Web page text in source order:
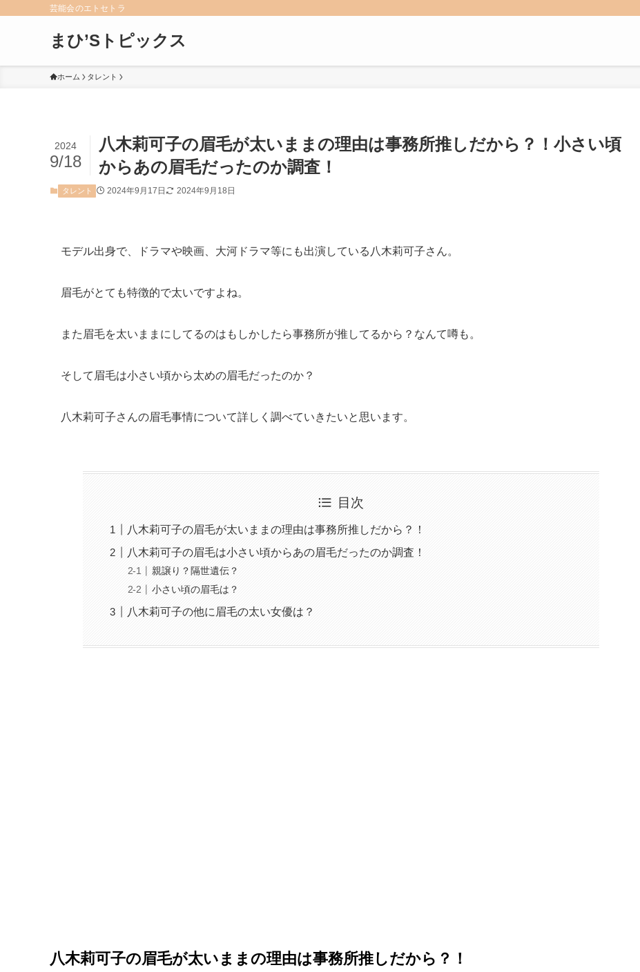
芸能会のエトセトラ
まひ’Sトピックス
ホーム タレント
八木莉可子の眉毛が太いままの理由は事務所推しだから？！小さい頃
からあの眉毛だったのか調査！
2024
9/18
タレント 2024年9月17日 2024年9月18日
モデル出身で、ドラマや映画、大河ドラマ等にも出演している八木莉可子さん。
眉毛がとても特徴的で太いですよね。
また眉毛を太いままにしてるのはもしかしたら事務所が推してるから？なんて噂も。
そして眉毛は小さい頃から太めの眉毛だったのか？
八木莉可子さんの眉毛事情について詳しく調べていきたいと思います。
目次
八木莉可子の眉毛が太いままの理由は事務所推しだから？！
八木莉可子の眉毛は小さい頃からあの眉毛だったのか調査！
親譲り？隔世遺伝？
小さい頃の眉毛は？
八木莉可子の他に眉毛の太い女優は？
八木莉可子の眉毛が太いままの理由は事務所推しだから？！